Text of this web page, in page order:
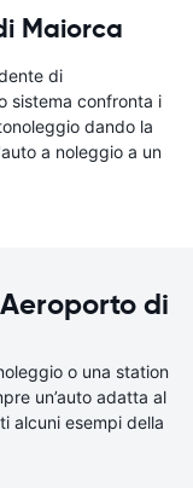
Maiorca
di
sistema confronta i
dando la
a noleggio a un
di
o una station
un’auto adatta al
alcuni esempi della